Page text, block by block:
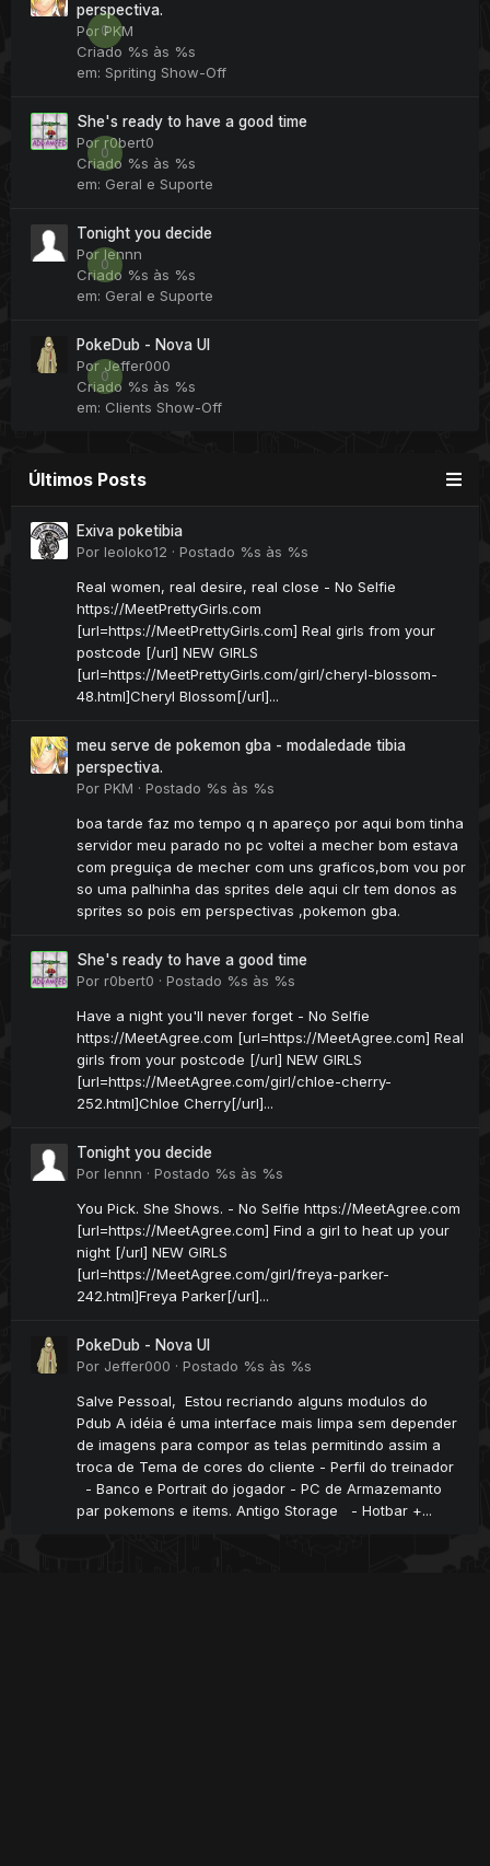
0
perspectiva.
PorPKM
Criado %s às %s
em: Spriting Show-Off
0
She's ready to have a good time
Por r0bert0
Criado %s às %s
em: Geral e Suporte
0
Tonight you decide
Por lennn
Criado %s às %s
em: Geral e Suporte
0
PokeDub - Nova UI
Por Jeffer000
Criado %s às %s
em: Clients Show-Off
Últimos Posts
Exiva poketibia
Por leoloko12 · Postado %s às %s
Real women, real desire, real close - No Selfie
https://MeetPrettyGirls.com
[url=https://MeetPrettyGirls.com] Real girls from your
postcode [/url] NEW GIRLS
[url=https://MeetPrettyGirls.com/girl/cheryl-blossom-
48.html]Cheryl Blossom[/url]...
meu serve de pokemon gba - modaledade tibia
perspectiva.
Por PKM · Postado %s às %s
boa tarde faz mo tempo q n apareço por aqui bom tinha
servidor meu parado no pc voltei a mecher bom estava
com preguiça de mecher com uns graficos,bom vou por
so uma palhinha das sprites dele aqui clr tem donos as
sprites so pois em perspectivas ,pokemon gba.
She's ready to have a good time
Por r0bert0 · Postado %s às %s
Have a night you'll never forget - No Selfie
https://MeetAgree.com [url=https://MeetAgree.com] Real
girls from your postcode [/url] NEW GIRLS
[url=https://MeetAgree.com/girl/chloe-cherry-
252.html]Chloe Cherry[/url]...
Tonight you decide
Por lennn · Postado %s às %s
You Pick. She Shows. - No Selfie https://MeetAgree.com
[url=https://MeetAgree.com] Find a girl to heat up your
night [/url] NEW GIRLS
[url=https://MeetAgree.com/girl/freya-parker-
242.html]Freya Parker[/url]...
PokeDub - Nova UI
Por Jeffer000 · Postado %s às %s
Salve Pessoal, Estou recriando alguns modulos do
Pdub A idéia é uma interface mais limpa sem depender
de imagens para compor as telas permitindo assim a
troca de Tema de cores do cliente - Perfil do treinador
- Banco e Portrait do jogador - PC de Armazemanto
par pokemons e items. Antigo Storage - Hotbar +...